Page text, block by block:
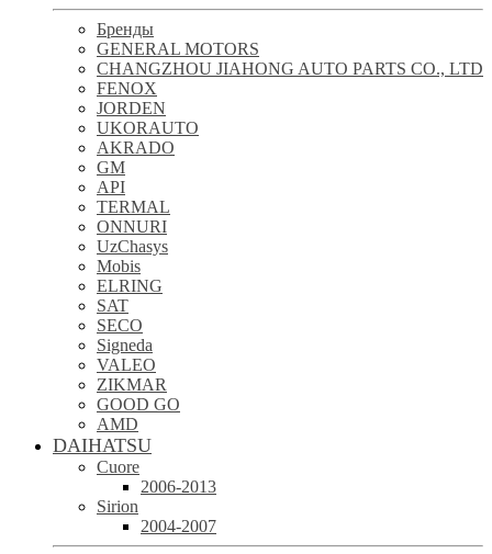
Бренды
GENERAL MOTORS
CHANGZHOU JIAHONG AUTO PARTS CO., LTD
FENOX
JORDEN
UKORAUTO
AKRADO
GM
API
TERMAL
ONNURI
UzChasys
Mobis
ELRING
SAT
SECO
Signeda
VALEO
ZIKMAR
GOOD GO
AMD
DAIHATSU
Cuore
2006-2013
Sirion
2004-2007